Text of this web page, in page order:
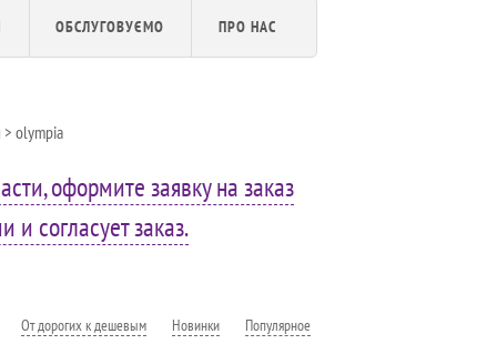
ОБСЛУГОВУЄМО ПРО НАС
> olympia
оформите заявку на заказ
согласует заказ.
От дорогих к дешевым Новинки Популярное